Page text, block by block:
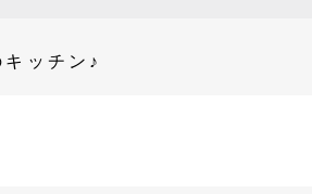
ッチン♪